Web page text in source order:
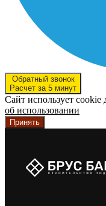
Обратный звонок
Расчет за 5 минут
Сайт использует cookie
об использовании
Принять